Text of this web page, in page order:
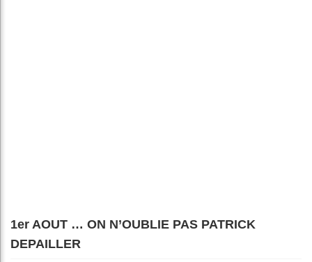
1er AOUT … ON N’OUBLIE PAS PATRICK
DEPAILLER